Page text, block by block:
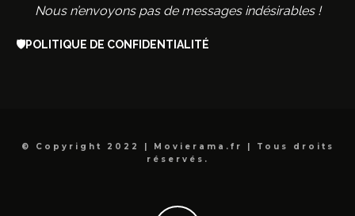
Nous n’envoyons pas de messages indésirables !
🛡️POLITIQUE DE CONFIDENTIALITÉ
© Copyright 2022 | Movierama.fr | Tous droits
réservés.